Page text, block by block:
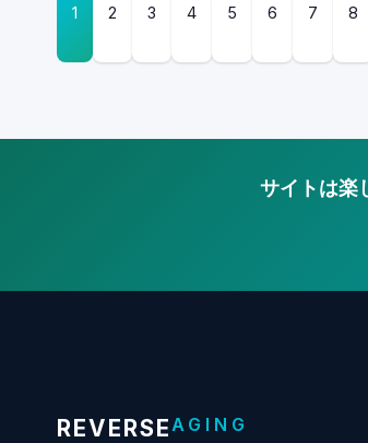
1 2 3 4 5 6 7 8
サイトは楽
REVERSEAGING